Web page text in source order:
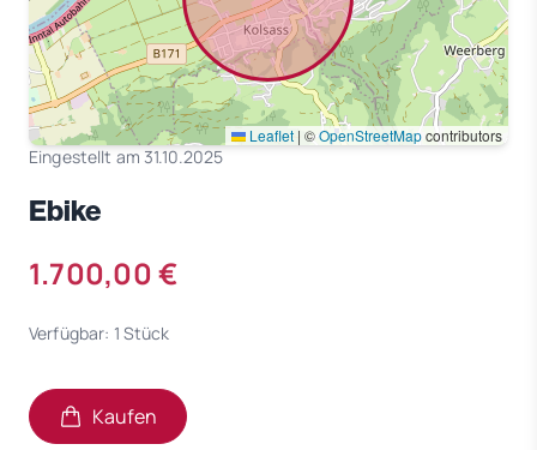
Leaflet | ©OpenStreetMapcontributors
Eingestellt am 31.10.2025
Ebike
1.700,00 €
Verfügbar: 1 Stück
Kaufen